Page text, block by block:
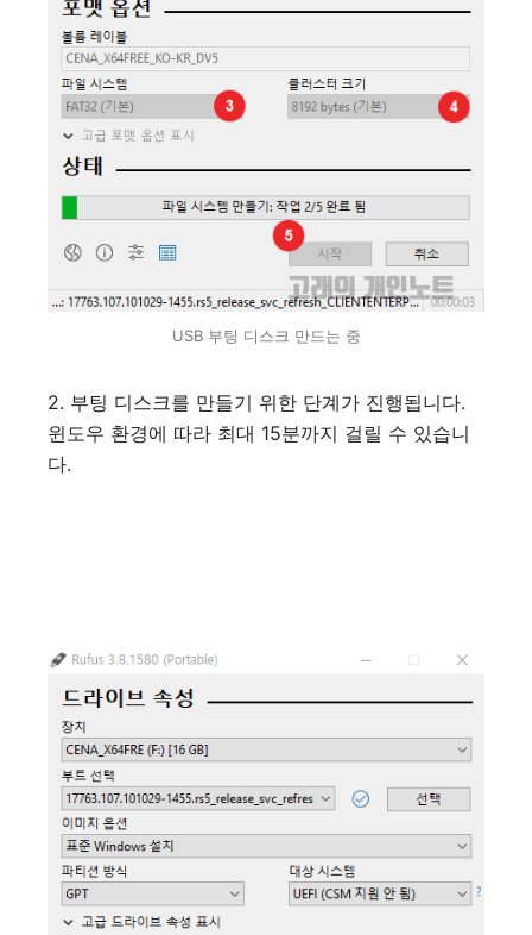
USB 부팅 디스크 만드는 중
2. 부팅 디스크를 만들기 위한 단계가 진행됩니다.
윈도우 환경에 따라 최대 15분까지 걸릴 수 있습니
다.